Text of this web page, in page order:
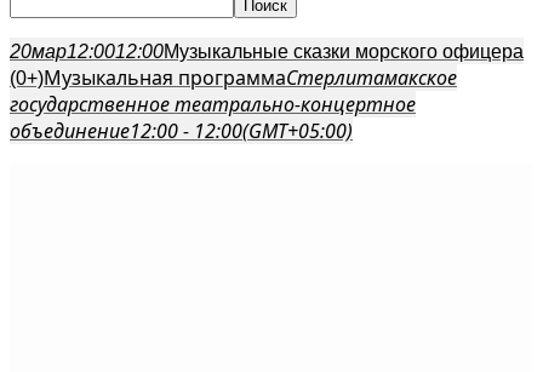
20мар12:0012:00Музыкальные сказки морского офицера
(0+)Музыкальная программаСтерлитамакское
государственное театрально-концертное
объединение12:00 - 12:00(GMT+05:00)